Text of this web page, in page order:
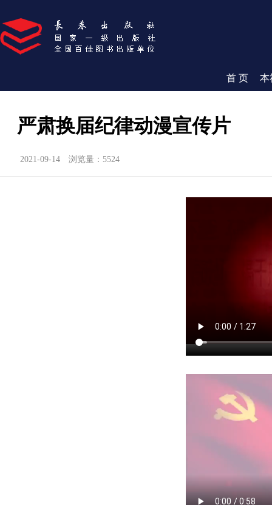
首 页 本
严肃换届纪律动漫宣传片
2021-09-14 浏览量：5524